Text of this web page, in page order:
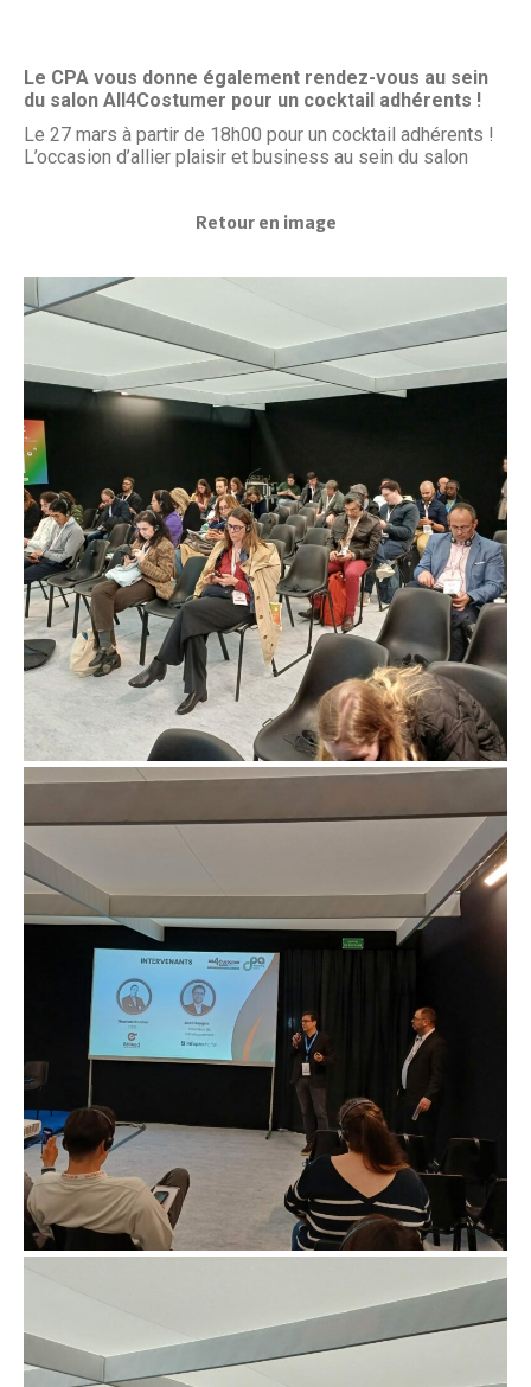
Le CPA vous donne également rendez-vous au sein
du salon All4Costumer pour un cocktail adhérents !
Le 27 mars à partir de 18h00 pour un cocktail adhérents !
L’occasion d’allier plaisir et business au sein du salon
Retour en image